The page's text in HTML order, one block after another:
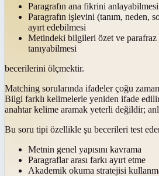
Paragrafın ana fikrini anlayabilmesi
Paragrafın işlevini (tanım, neden,
ayırt edebilmesi
Metindeki bilgileri özet ve parafraz
tanıyabilmesi
becerilerini ölçmektir.
Matching sorularında ifadeler çoğu
Bilgi farklı kelimelerle yeniden ifade
anahtar kelime aramak yeterli değildir;
Bu soru tipi özellikle şu becerileri test
Metnin genel yapısını kavrama
Paragraflar arası farkı ayırt etme
Akademik okuma stratejisi